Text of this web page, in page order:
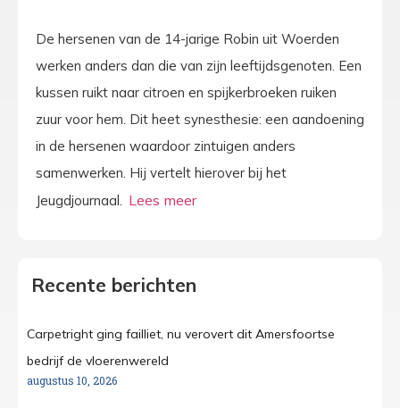
De hersenen van de 14-jarige Robin uit Woerden
werken anders dan die van zijn leeftijdsgenoten. Een
kussen ruikt naar citroen en spijkerbroeken ruiken
zuur voor hem. Dit heet synesthesie: een aandoening
in de hersenen waardoor zintuigen anders
samenwerken. Hij vertelt hierover bij het
Jeugdjournaal.
Recente berichten
Carpetright ging failliet, nu verovert dit Amersfoortse
bedrijf de vloerenwereld
augustus 10, 2026